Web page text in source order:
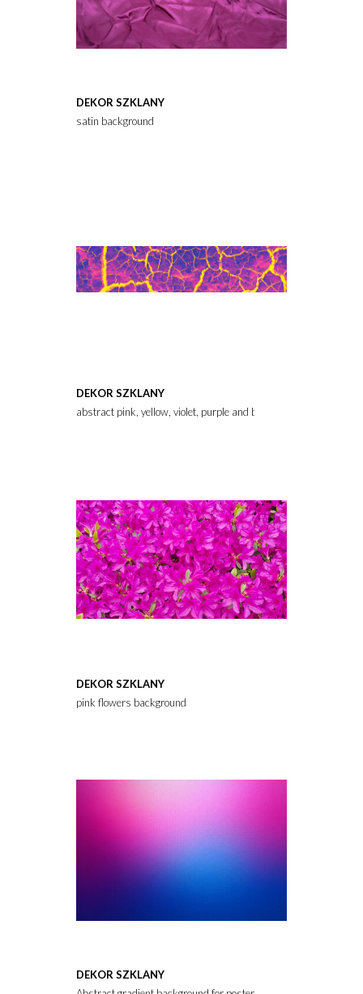
DEKOR SZKLANY
satin background
DEKOR SZKLANY
abstract pink, yellow, violet, purple and blue colors background
DEKOR SZKLANY
pink flowers background
DEKOR SZKLANY